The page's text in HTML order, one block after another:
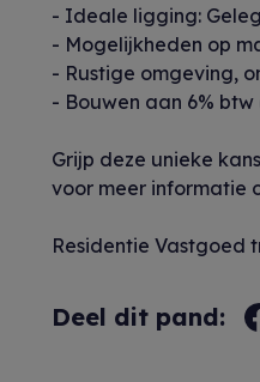
- Ideale ligging:
- Mogelijkheden op
- Rustige omgeving,
- Bouwen aan 6% btw
Grijp deze unieke
voor meer informatie
Residentie Vastgoed
Deel dit pand: